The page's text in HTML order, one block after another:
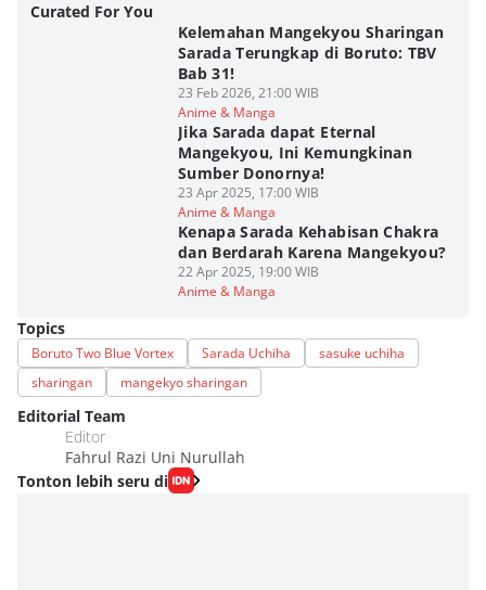
Curated For You
Kelemahan Mangekyou Sharingan
Sarada Terungkap di Boruto: TBV
Bab 31!
23 Feb 2026, 21:00 WIB
Anime & Manga
Jika Sarada dapat Eternal
Mangekyou, Ini Kemungkinan
Sumber Donornya!
23 Apr 2025, 17:00 WIB
Anime & Manga
Kenapa Sarada Kehabisan Chakra
dan Berdarah Karena Mangekyou?
22 Apr 2025, 19:00 WIB
Anime & Manga
Topics
Boruto Two Blue Vortex Sarada Uchiha
sasuke uchiha
sharingan
mangekyo sharingan
Editorial Team
Editor
Fahrul Razi Uni Nurullah
Tonton lebih seru di